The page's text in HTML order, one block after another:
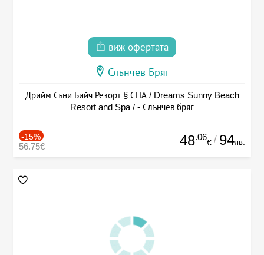
виж офертата
Слънчев Бряг
Дрийм Съни Бийч Резорт § СПА / Dreams Sunny Beach
Resort and Spa / - Слънчев бряг
-15%
56.75€ 48.06
€ / 94лв.